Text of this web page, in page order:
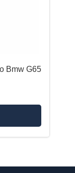
Bmw G65